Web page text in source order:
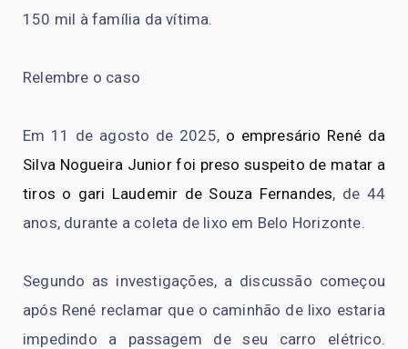
150 mil à família da vítima.
Relembre o caso
Em 11 de agosto de 2025, o empresário René da
Silva Nogueira Junior foi preso suspeito de matar a
tiros o gari Laudemir de Souza Fernandes, de 44
anos, durante a coleta de lixo em Belo Horizonte.
Segundo as investigações, a discussão começou
após René reclamar que o caminhão de lixo estaria
impedindo a passagem de seu carro elétrico.